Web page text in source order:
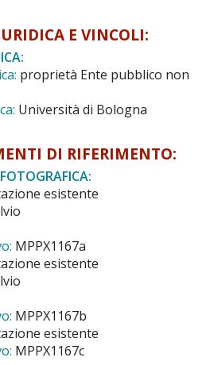
E VINCOLI:
proprietà Ente pubblico non
Università di Bologna
DI RIFERIMENTO:
esistente
MPPX1167a
esistente
MPPX1167b
esistente
MPPX1167c